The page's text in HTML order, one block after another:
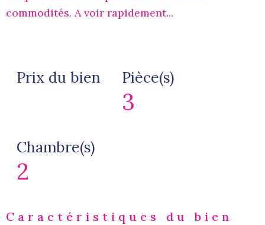
commodités. A voir rapidement...
Prix du bien Pièce(s)
3
Chambre(s)
2
Caractéristiques du bien